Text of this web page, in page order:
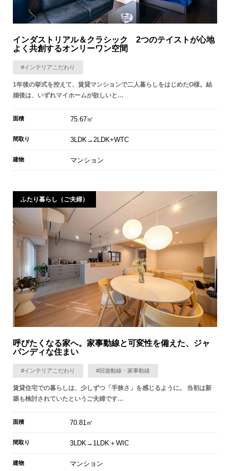
インダストリアル＆クラシック 2つのテイストが心地
よく共創するオンリーワン空間
#インテリアこだわり
1年後の挙式を控えて、賃貸マンションで二人暮らしをはじめたO様。結
婚後は、いずれマイホームが欲しいと…
面積 75.67㎡
間取り 3LDK→2LDK+WTC
建物 マンション
ふたり暮らし（ご夫婦）
呼びたくなる家へ。家事動線と可変性を備えた、ジャ
パンディな住まい
#インテリアこだわり #回遊動線・家事動線
賃貸住宅での暮らしは、少しずつ「手狭さ」を感じるように。 当初は新
築も検討されていたというご夫婦です…
面積 70.81㎡
間取り 3LDK→1LDK＋WIC
建物 マンション